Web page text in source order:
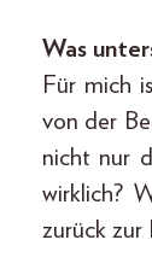
Was
Für mich
von der
nicht nur
wirklich?
zurück